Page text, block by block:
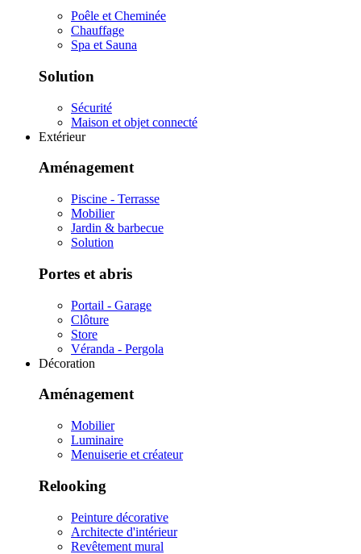
Poêle et Cheminée
Chauffage
Spa et Sauna
Solution
Sécurité
Maison et objet connecté
Extérieur
Aménagement
Piscine - Terrasse
Mobilier
Jardin & barbecue
Solution
Portes et abris
Portail - Garage
Clôture
Store
Véranda - Pergola
Décoration
Aménagement
Mobilier
Luminaire
Menuiserie et créateur
Relooking
Peinture décorative
Architecte d'intérieur
Revêtement mural